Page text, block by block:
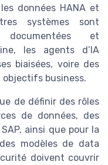
données HANA et
systèmes sont
documentées et
les agents d’IA
biaisées, voire des
business.
de définir des rôles
de données, des
ainsi que pour la
modèles de data
doivent couvrir